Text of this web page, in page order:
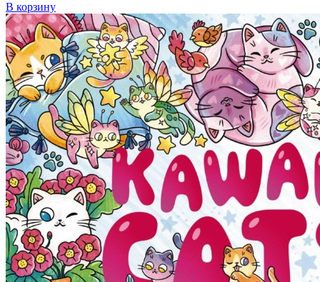
В корзину